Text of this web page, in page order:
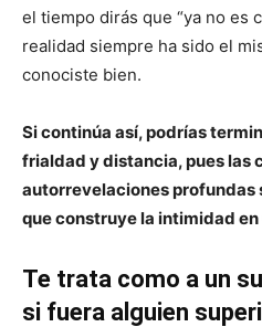
el tiempo dirás que “ya no es
realidad siempre ha sido el
conociste bien.
Si continúa así, podrías
frialdad y distancia, pues las
autorrevelaciones profundas
que construye la intimidad
Te trata como a un
si fuera alguien